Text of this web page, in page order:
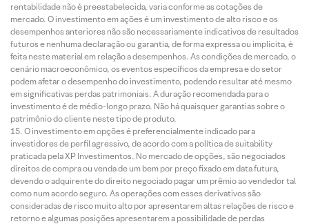
rentabilidade não é preestabelecida, varia conforme as cotações de
mercado. O investimento em ações é um investimento de alto risco e os
desempenhos anteriores não são necessariamente indicativos de resultados
futuros e nenhuma declaração ou garantia, de forma expressa ou implícita, é
feita neste material em relação a desempenhos. As condições de mercado, o
cenário macroeconômico, os eventos específicos da empresa e do setor
podem afetar o desempenho do investimento, podendo resultar até mesmo
em significativas perdas patrimoniais. A duração recomendada para o
investimento é de médio-longo prazo. Não há quaisquer garantias sobre o
patrimônio do cliente neste tipo de produto.
O investimento em opções é preferencialmente indicado para
investidores de perfil agressivo, de acordo com a política de suitability
praticada pela XP Investimentos. No mercado de opções, são negociados
direitos de compra ou venda de um bem por preço fixado em data futura,
devendo o adquirente do direito negociado pagar um prêmio ao vendedor tal
como num acordo seguro. As operações com esses derivativos são
consideradas de risco muito alto por apresentarem altas relações de risco e
retorno e algumas posições apresentarem a possibilidade de perdas